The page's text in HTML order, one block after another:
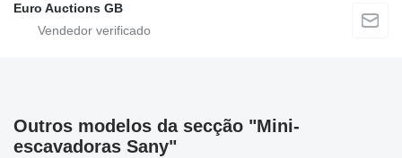
Euro Auctions GB
Outros modelos da secção "Mini-
escavadoras Sany"